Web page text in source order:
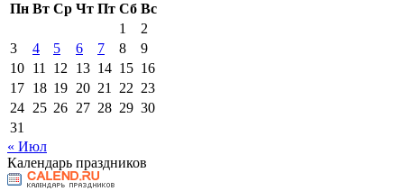
Пн Вт Ср Чт Пт Сб Вс
1
2
3
4 5 6 7 8
9
10 11 12 13 14 15 16
17 18 19 20 21 22 23
24 25 26 27 28 29 30
31
« Июл
Календарь праздников